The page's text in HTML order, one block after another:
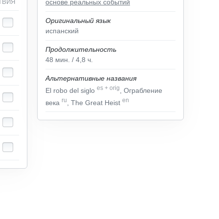
основе реальных событий
Оригинальный язык
испанский
Продолжительность
48 мин. / 4,8 ч.
Альтернативные названия
El robo del siglo es + orig
, Ограбление
века ru , The Great Heist en